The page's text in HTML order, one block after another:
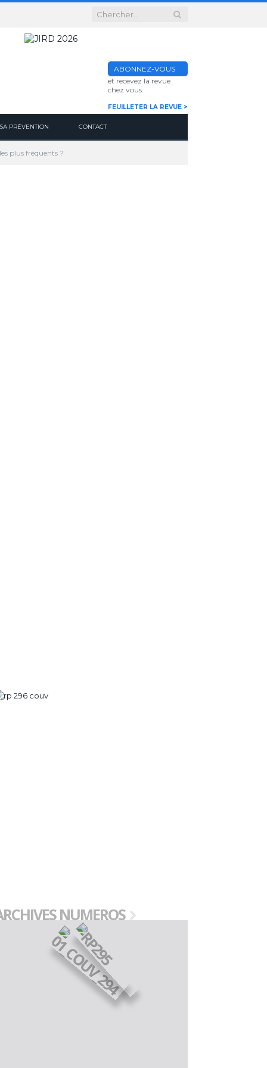
ABONNEZ-VOUS
et recevez la revue
chez vous
FEUILLETER LA REVUE >
PRÉVENTION CONTACT
plus fréquents ?
NUMEROS